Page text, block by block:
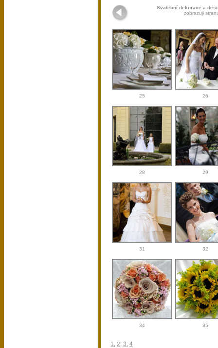
Svatební dekorace a
zobrazuji
25 26
28 29
31 32
34 35
1, 2, 3, 4